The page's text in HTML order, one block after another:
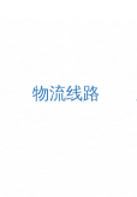
物流线路